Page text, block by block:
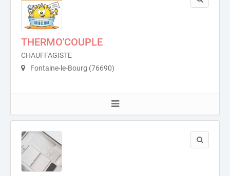
THERMO'COUPLE
CHAUFFAGISTE
Fontaine-le-Bourg (76690)